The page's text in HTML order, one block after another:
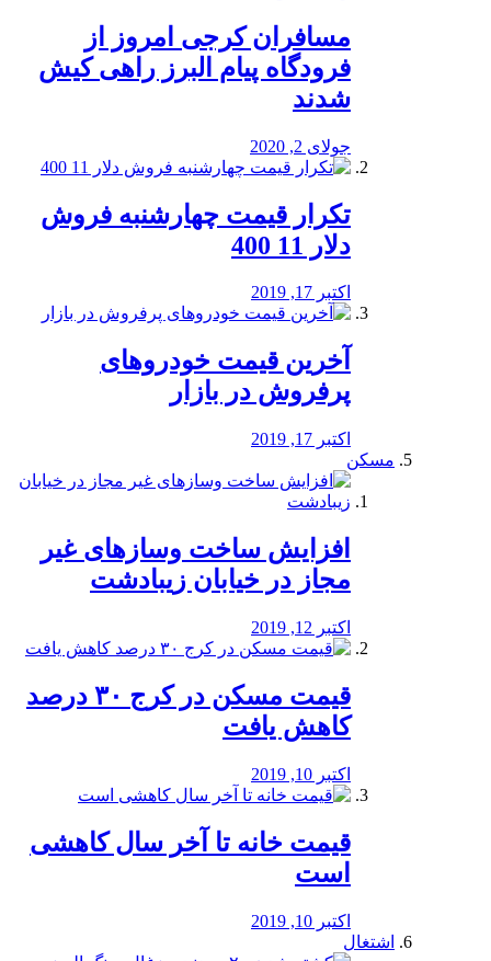
مسافران کرجی امروز از
فرودگاه پیام البرز راهی کیش
شدند
جولای 2, 2020
تکرار قیمت چهارشنبه فروش
دلار 11 400
اکتبر 17, 2019
آخرین قیمت خودرو‌های
پرفروش در بازار
اکتبر 17, 2019
مسکن
افزایش ساخت وسازهای غیر
مجاز در خیابان زیبادشت
اکتبر 12, 2019
️قیمت مسکن در کرج ۳۰ درصد
کاهش یافت
اکتبر 10, 2019
قیمت خانه تا آخر سال کاهشی
است
اکتبر 10, 2019
اشتغال